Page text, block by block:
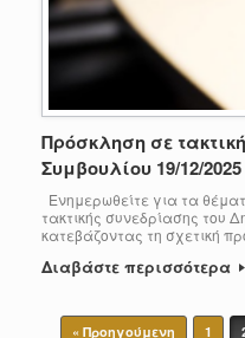
Πρόσκληση σε
Συμβουλίου 19/12/2025
Ενημερωθείτε για τα
τακτικής συνεδρίασης του
κατεβάζοντας τη σχετική
Διαβάστε περισσότερα
Post navigation
« Προηγούμενη 1